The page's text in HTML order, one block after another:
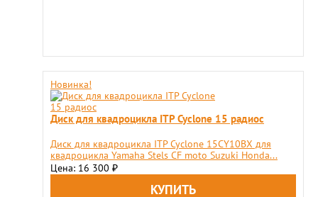
Новинка!
Диск для квадроцикла ITP Cyclone 15 радиос
Диск для квадроцикла ITP Cyclone 15CY10BX для
квадроцикла Yamaha Stels CF moto Suzuki Honda...
Цена: 16 300 ₽